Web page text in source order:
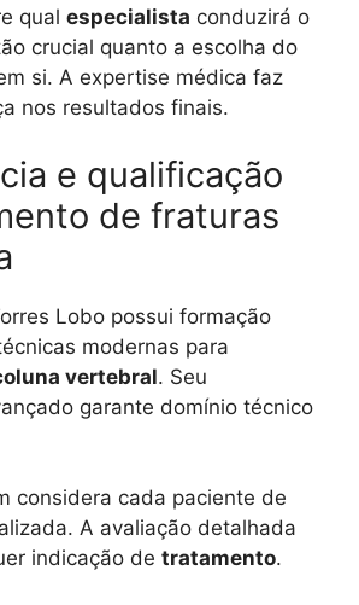
qual especialista conduzirá o
crucial quanto a escolha do
si. A expertise médica faz
nos resultados finais.
e qualificação
de fraturas
Lobo possui formação
modernas para
vertebral. Seu
garante domínio técnico
considera cada paciente de
A avaliação detalhada
indicação de tratamento.